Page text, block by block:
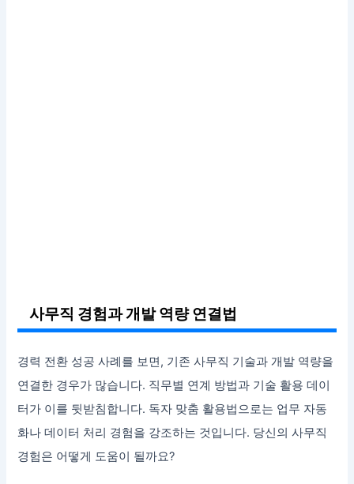
사무직 경험과 개발 역량 연결법
경력 전환 성공 사례를 보면, 기존 사무직 기술과 개발 역량을
연결한 경우가 많습니다. 직무별 연계 방법과 기술 활용 데이
터가 이를 뒷받침합니다. 독자 맞춤 활용법으로는 업무 자동
화나 데이터 처리 경험을 강조하는 것입니다. 당신의 사무직
경험은 어떻게 도움이 될까요?